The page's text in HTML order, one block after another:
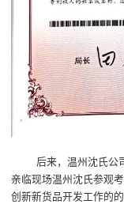
后来，温州沈氏公
亲临现场温州沈氏参观
创新新货品开发工作的